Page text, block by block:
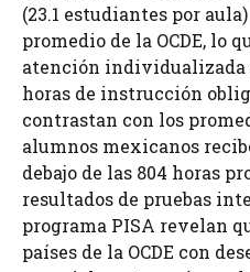
(23.1 estudiantes por
promedio de la OCDE, lo
atención individualizada
horas de instrucción
contrastan con los
alumnos mexicanos
debajo de las 804 horas
resultados de pruebas
programa PISA revelan
países de la OCDE con